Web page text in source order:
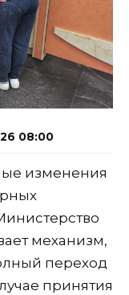
08:00
изменения
механизм,
переход
принятия